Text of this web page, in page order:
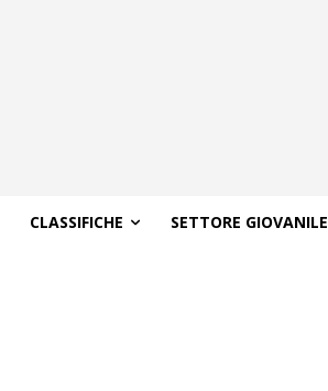
CLASSIFICHE SETTORE GIOVANILE